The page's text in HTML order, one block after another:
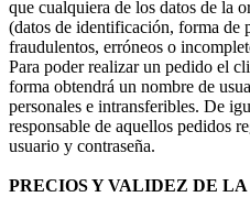
que cualquiera de los datos de la
(datos de identificación, forma de
fraudulentos, erróneos o
Para poder realizar un pedido el
forma obtendrá un nombre de
personales e intransferibles. De
responsable de aquellos pedidos
usuario y contraseña.
PRECIOS Y VALIDEZ DE LA